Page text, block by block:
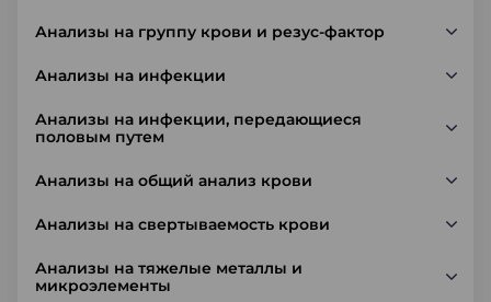
Анализы на группу крови и резус-фактор
Анализы на инфекции
Анализы на инфекции, передающиеся
половым путем
Анализы на общий анализ крови
Анализы на свертываемость крови
Анализы на тяжелые металлы и
микроэлементы